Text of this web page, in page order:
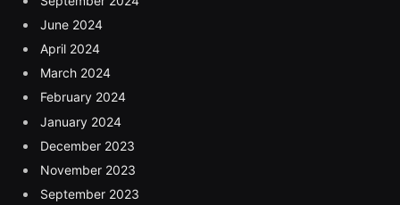
June 2024
April 2024
March 2024
February 2024
January 2024
December 2023
November 2023
September 2023